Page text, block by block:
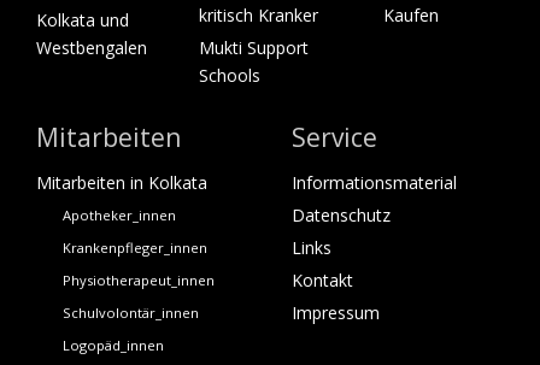
Kolkata und
Westbengalen
kritisch Kranker
Mukti Support
Schools
Kaufen
Mitarbeiten
Mitarbeiten in Kolkata
Apotheker_innen
Krankenpfleger_innen
Physiotherapeut_innen
Schulvolontär_innen
Logopäd_innen
Service
Informationsmaterial
Datenschutz
Links
Kontakt
Impressum